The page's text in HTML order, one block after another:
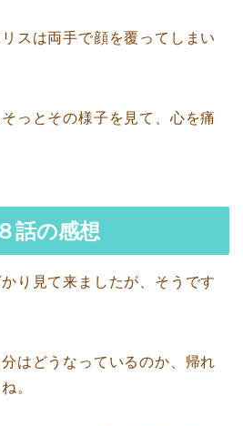
スは両手で顔を覆ってしまい
っとその様子を見て、心を痛
話の感想
り見て来ましたが、そうです
はどうなっているのか、帰れ
。